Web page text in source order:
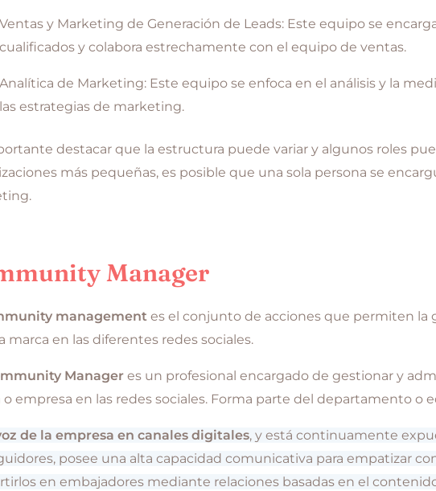
Ventas y Marketing de Generación de Leads: Este equipo se
cualificados y colabora estrechamente con el equipo de ventas.
Analítica de Marketing: Este equipo se enfoca en el análisis y la
las estrategias de marketing.
destacar que la estructura puede variar y algunos roles
más pequeñas, es posible que una sola persona se
Manager
managementes el conjunto de acciones que permiten la
marca en las diferentes redes sociales.
Manageres un profesional encargado de gestionar y
o empresa en las redes sociales. Forma parte del departamento o
de la empresa en canales digitales, y está continuamente
posee una alta capacidad comunicativa para empatizar
en embajadores mediante relaciones basadas en el